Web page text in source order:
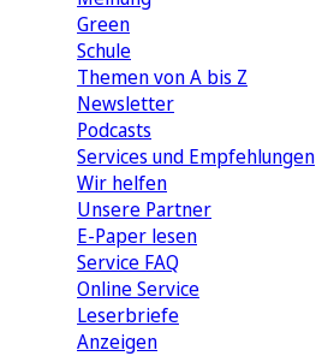
Green
Schule
Themen von A bis Z
Newsletter
Podcasts
Services und Empfehlungen
Wir helfen
Unsere Partner
E-Paper lesen
Service FAQ
Online Service
Leserbriefe
Anzeigen